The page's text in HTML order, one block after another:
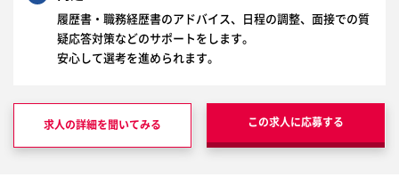
履歴書・職務経歴書のアドバイス、日程の調整、面接での質
疑応答対策などのサポートをします。
安心して選考を進められます。
求人の詳細を聞いてみる この求人に応募する